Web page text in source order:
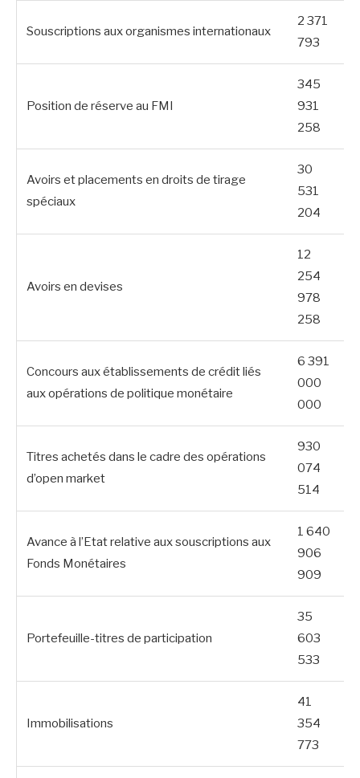
Souscriptions aux organismes internationaux
2 371
793
Position de réserve au FMI
345
931
258
Avoirs et placements en droits de tirage
spéciaux
30
531
204
Avoirs en devises
12
254
978
258
Concours aux établissements de crédit liés
aux opérations de politique monétaire
6 391
000
000
Titres achetés dans le cadre des opérations
d’open market
930
074
514
Avance à l’Etat relative aux souscriptions aux
Fonds Monétaires
1 640
906
909
Portefeuille-titres de participation
35
603
533
Immobilisations
41
354
773